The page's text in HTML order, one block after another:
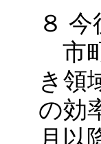
８
市
き領
の効